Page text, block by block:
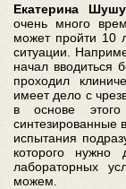
Екатерина
очень много
может пройти 10
ситуации.
начал вводиться
проходил
имеет дело с
в основе этого
синтезированные
испытания
которого нужно
лабораторных
можем.